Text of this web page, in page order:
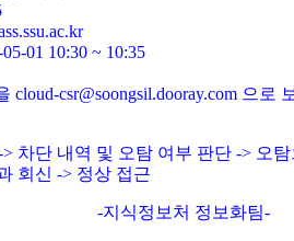
01 10:30 ~ 10:35
cloud-csr@soongsil.dooray.com 으로
차단 내역 및 오탐 여부 판단 -> 오
회신 -> 정상 접근
-지식정보처 정보화팀-